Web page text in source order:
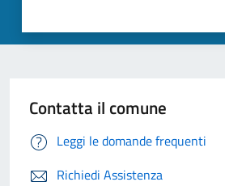
Contatta il comune
Leggi le domande frequenti
Richiedi Assistenza